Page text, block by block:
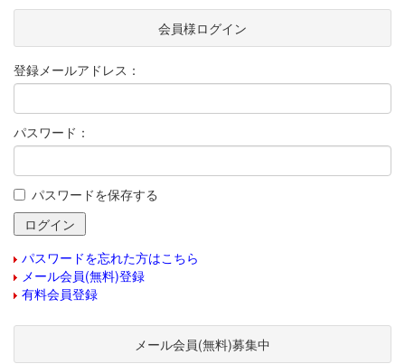
会員様ログイン
登録メールアドレス：
パスワード：
パスワードを保存する
パスワードを忘れた方はこちら
メール会員(無料)登録
有料会員登録
メール会員(無料)募集中